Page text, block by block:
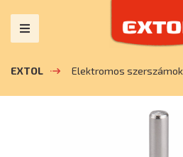
EXTOL Elektromos